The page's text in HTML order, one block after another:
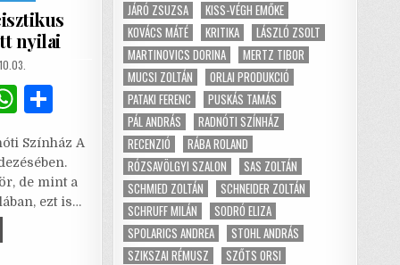
nyilai
W
at
s
A
ar
e
Színház A
de mint a
ezt is…
JÁRÓ ZSUZSA
KISS-VÉGH EMŐKE
KOVÁCS MÁTÉ
KRITIKA
LÁSZLÓ ZSOLT
MARTINOVICS DORINA
MERTZ TIBOR
MUCSI ZOLTÁN
ORLAI PRODUKCIÓ
PATAKI FERENC
PUSKÁS TAMÁS
PÁL ANDRÁS
RADNÓTI SZÍNHÁZ
RECENZIÓ
RÁBA ROLAND
RÓZSAVÖLGYI SZALON
SAS ZOLTÁN
SCHMIED ZOLTÁN
SCHNEIDER ZOLTÁN
SCHRUFF MILÁN
SODRÓ ELIZA
SPOLARICS ANDREA
STOHL ANDRÁS
SZIKSZAI RÉMUSZ
SZŐTS ORSI